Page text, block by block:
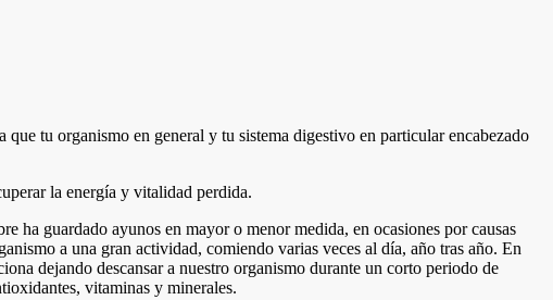
que tu organismo en general y tu sistema digestivo en particular encabezado
la energía y vitalidad perdida.
ha guardado ayunos en mayor o menor medida, en ocasiones por causas
a una gran actividad, comiendo varias veces al día, año tras año. En
dejando descansar a nuestro organismo durante un corto periodo de
vitaminas y minerales.